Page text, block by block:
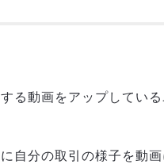
る動画をアップしてい
自分の取引の様子を動